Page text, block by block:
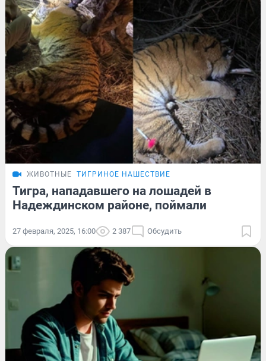
ЖИВОТНЫЕ ТИГРИНОЕ НАШЕСТВИЕ
Тигра, нападавшего на лошадей в
Надеждинском районе, поймали
27 февраля, 2025, 16:00 2 387 Обсудить